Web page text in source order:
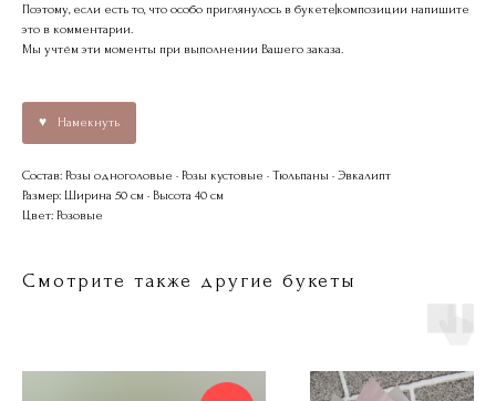
Поэтому, если есть то, что особо приглянулось в букете|композиции напишите
это в комментарии.
Мы учтём эти моменты при выполнении Вашего заказа.
Намекнуть
Состав: Розы одноголовые · Розы кустовые · Тюльпаны · Эвкалипт
Размер: Ширина 50 см · Высота 40 см
Цвет: Розовые
Смотрите также другие букеты